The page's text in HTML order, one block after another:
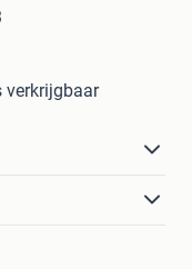
verkrijgbaar